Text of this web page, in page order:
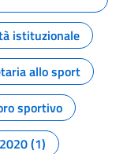
istituzionale
allo sport
sportivo
(1)